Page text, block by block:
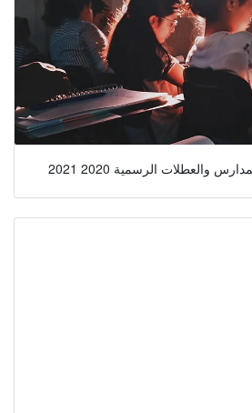
والعطلات الرسمية 2020 2021